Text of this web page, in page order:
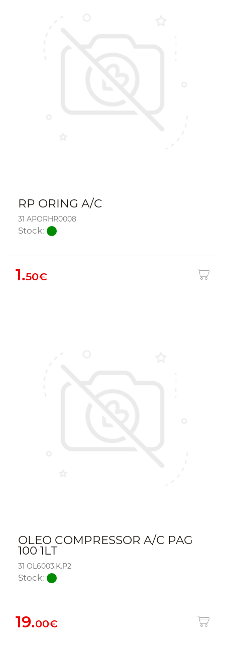
RP ORING A/C
31 APORHR0008
Stock:
1.50€
OLEO COMPRESSOR A/C PAG
100 1LT
31 OL6003.K.P2
Stock:
19.00€